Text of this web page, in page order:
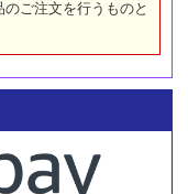
ご注文を行うものと